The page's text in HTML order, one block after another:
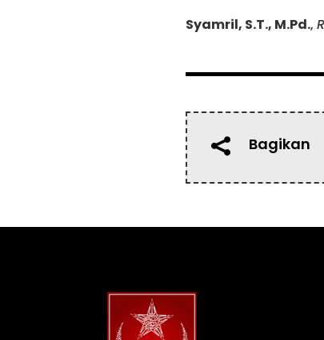
Syamril, S.T., M.Pd.,
 Bagikan